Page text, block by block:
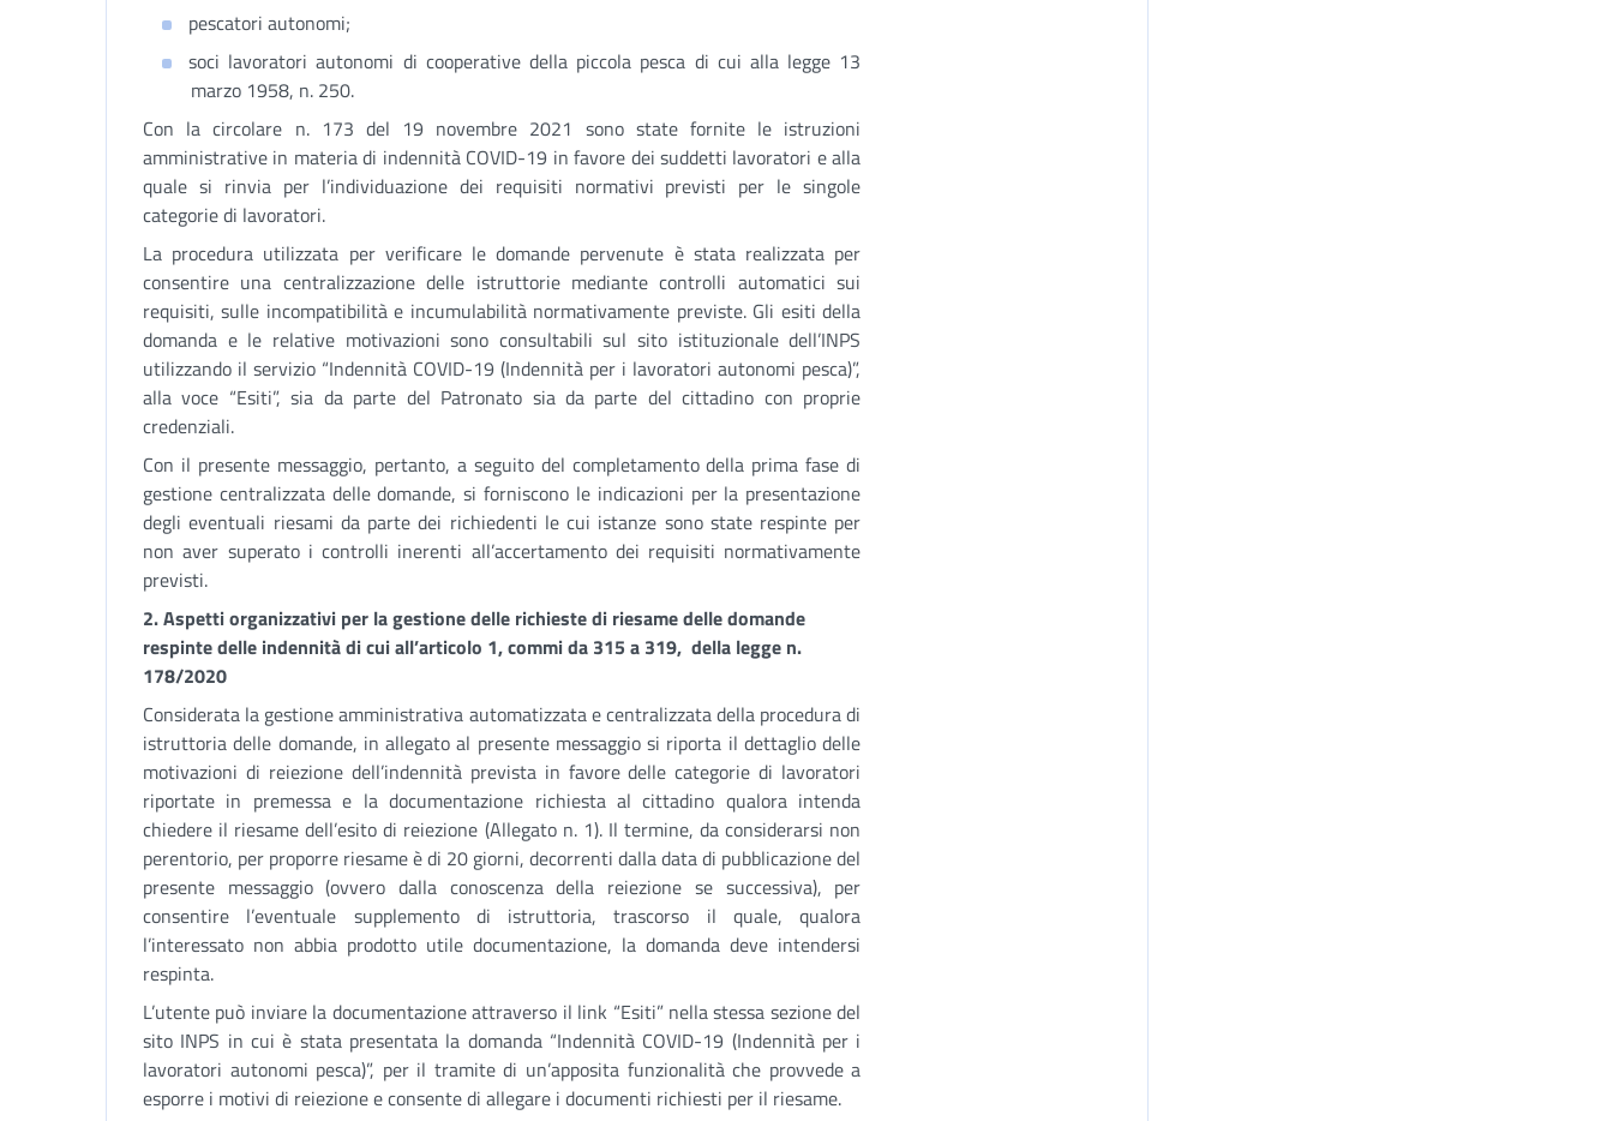
pescatori autonomi;
soci lavoratori autonomi di cooperative della piccola pesca di cui alla legge 13
marzo 1958, n. 250.
Con la circolare n. 173 del 19 novembre 2021 sono state fornite le istruzioni
amministrative in materia di indennità COVID-19 in favore dei suddetti lavoratori e alla
quale si rinvia per l’individuazione dei requisiti normativi previsti per le singole
categorie di lavoratori.
La procedura utilizzata per verificare le domande pervenute è stata realizzata per
consentire una centralizzazione delle istruttorie mediante controlli automatici sui
requisiti, sulle incompatibilità e incumulabilità normativamente previste. Gli esiti della
domanda e le relative motivazioni sono consultabili sul sito istituzionale dell’INPS
utilizzando il servizio “Indennità COVID-19 (Indennità per i lavoratori autonomi pesca)”,
alla voce “Esiti”, sia da parte del Patronato sia da parte del cittadino con proprie
credenziali.
Con il presente messaggio, pertanto, a seguito del completamento della prima fase di
gestione centralizzata delle domande, si forniscono le indicazioni per la presentazione
degli eventuali riesami da parte dei richiedenti le cui istanze sono state respinte per
non aver superato i controlli inerenti all’accertamento dei requisiti normativamente
previsti.
2. Aspetti organizzativi per la gestione delle richieste di riesame delle domande
respinte delle indennità di cui all’articolo 1, commi da 315 a 319, della legge n.
178/2020
Considerata la gestione amministrativa automatizzata e centralizzata della procedura di
istruttoria delle domande, in allegato al presente messaggio si riporta il dettaglio delle
motivazioni di reiezione dell’indennità prevista in favore delle categorie di lavoratori
riportate in premessa e la documentazione richiesta al cittadino qualora intenda
chiedere il riesame dell’esito di reiezione (Allegato n. 1). Il termine, da considerarsi non
perentorio, per proporre riesame è di 20 giorni, decorrenti dalla data di pubblicazione del
presente messaggio (ovvero dalla conoscenza della reiezione se successiva), per
consentire l’eventuale supplemento di istruttoria, trascorso il quale, qualora
l’interessato non abbia prodotto utile documentazione, la domanda deve intendersi
respinta.
L’utente può inviare la documentazione attraverso il link “Esiti” nella stessa sezione del
sito INPS in cui è stata presentata la domanda “Indennità COVID-19 (Indennità per i
lavoratori autonomi pesca)”, per il tramite di un’apposita funzionalità che provvede a
esporre i motivi di reiezione e consente di allegare i documenti richiesti per il riesame.